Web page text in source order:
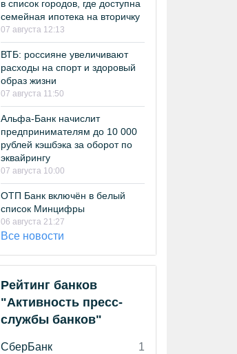
в список городов, где доступна
семейная ипотека на вторичку
07 августа 12:13
ВТБ: россияне увеличивают
расходы на спорт и здоровый
образ жизни
07 августа 11:50
Альфа-Банк начислит
предпринимателям до 10 000
рублей кэшбэка за оборот по
эквайрингу
07 августа 10:00
ОТП Банк включён в белый
список Минцифры
06 августа 21:27
Все новости
Рейтинг банков
"Активность пресс-
службы банков"
СберБанк
1